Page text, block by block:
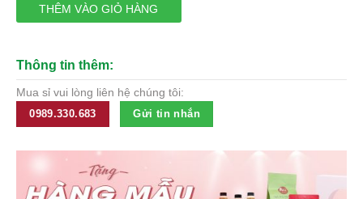
91,670₫.
THÊM VÀO GIỎ HÀNG
Thông tin thêm:
Mua sỉ vui lòng liên hệ chúng tôi:
0989.330.683
Gửi tin nhắn